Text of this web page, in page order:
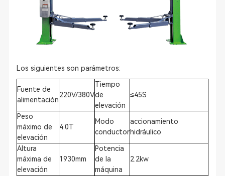
Los siguientes son parámetros:
Fuente de
alimentación
220V/380V
Tiempo
de
elevación
≤45S
Peso
máximo de
elevación
4.0T
Modo
conductor
accionamiento
hidráulico
Altura
máxima de
elevación
1930mm
Potencia
de la
máquina
2.2kw